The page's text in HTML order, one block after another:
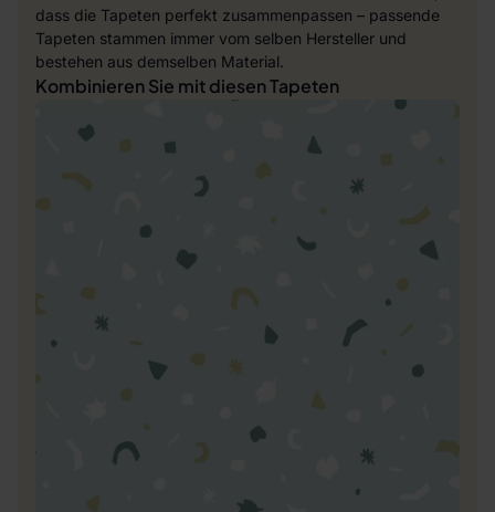
dass die Tapeten perfekt zusammenpassen – passende
Tapeten stammen immer vom selben Hersteller und
bestehen aus demselben Material.
Kombinieren Sie mit diesen Tapeten